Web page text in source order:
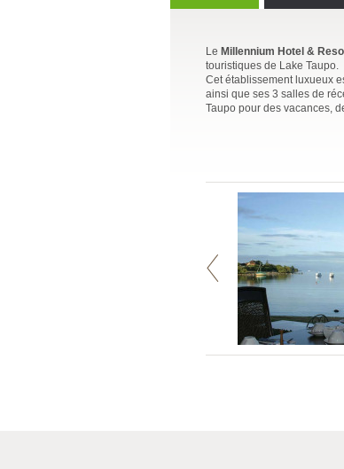
Le Millennium Hotel &
touristiques de Lake Taupo.
Cet établissement luxueux
ainsi que ses 3 salles de
Taupo pour des vacances,